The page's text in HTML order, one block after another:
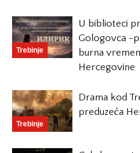
Trebinje
U biblioteci
Gologovca -
burna
Hercegovine
Trebinje
Drama kod
preduzeća